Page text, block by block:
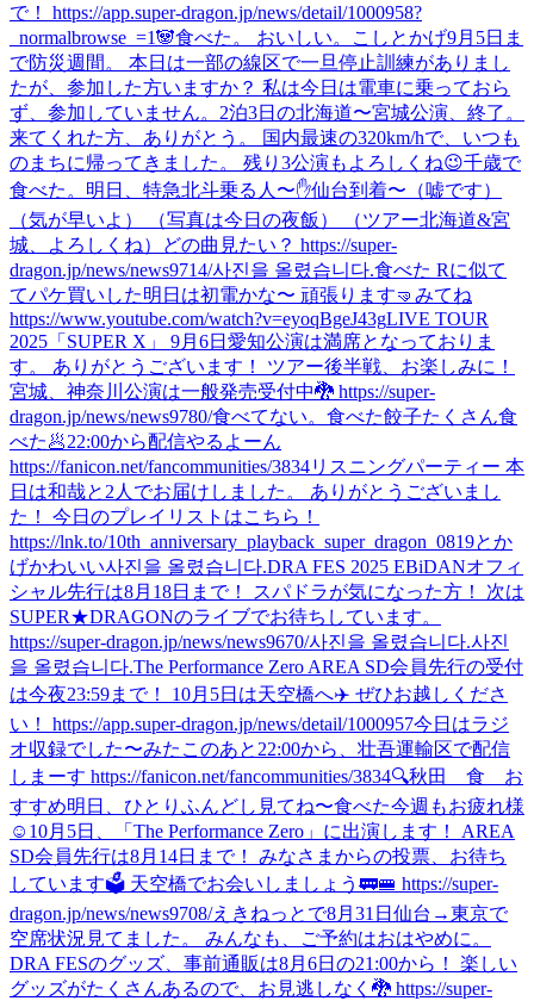
で！ https://app.super-dragon.jp/news/detail/1000958?
_normalbrowse_=1🐼食べた。 おいしい。 こしとかげ9月5日ま
で防災週間。 本日は一部の線区で一旦停止訓練がありまし
たが、参加した方いますか？ 私は今日は電車に乗っておら
ず、参加していません。 2泊3日の北海道〜宮城公演、終了。
来てくれた方、ありがとう。 国内最速の320km/hで、いつも
のまちに帰ってきました。 残り3公演もよろしくね😉千歳で
食べた。 明日、特急北斗乗る人〜✋仙台到着〜（嘘です）
（気が早いよ） （写真は今日の夜飯） （ツアー北海道&宮
城、よろしくね）
どの曲見たい？ https://super-
dragon.jp/news/news9714/사진을 올렸습니다.食べた Rに似て
てパケ買いした明日は初電かな〜 頑張ります🤜 みてね
https://www.youtube.com/watch?v=eyoqBgeJ43gLIVE TOUR
2025「SUPER X」 9月6日愛知公演は満席となっておりま
す。 ありがとうございます！ ツアー後半戦、お楽しみに！
宮城、神奈川公演は一般発売受付中🐉 https://super-
dragon.jp/news/news9780/食べてない。 食べた餃子たくさん食
べた🥟22:00から配信やるよーん
https://fanicon.net/fancommunities/3834リスニングパーティー 本
日は和哉と2人でお届けしました。 ありがとうございまし
た！ 今日のプレイリストはこちら！
https://lnk.to/10th_anniversary_playback_super_dragon_0819とか
げかわいい사진을 올렸습니다.DRA FES 2025 EBiDANオフィ
シャル先行は8月18日まで！ スパドラが気になった方！ 次は
SUPER★DRAGONのライブでお待ちしています。
https://super-dragon.jp/news/news9670/사진을 올렸습니다.사진
을 올렸습니다.The Performance Zero AREA SD会員先行の受付
は今夜23:59まで！ 10月5日は天空橋へ✈️ ぜひお越しくださ
い！ https://app.super-dragon.jp/news/detail/1000957今日はラジ
オ収録でした〜みた このあと22:00から、壮吾運輸区で配信
しまーす https://fanicon.net/fancommunities/3834🔍秋田 食 お
すすめ明日、ひとりふんどし見てね〜食べた今週もお疲れ様
☺️ 10月5日、「The Performance Zero」に出演します！ AREA
SD会員先行は8月14日まで！ みなさまからの投票、お待ち
しています🗳️ 天空橋でお会いしましょう🚃🚝 https://super-
dragon.jp/news/news9708/えきねっとで8月31日仙台→東京で
空席状況見てました。 みんなも、ご予約はおはやめに。
DRA FESのグッズ、事前通販は8月6日の21:00から！ 楽しい
グッズがたくさんあるので、お見逃しなく🐉 https://super-